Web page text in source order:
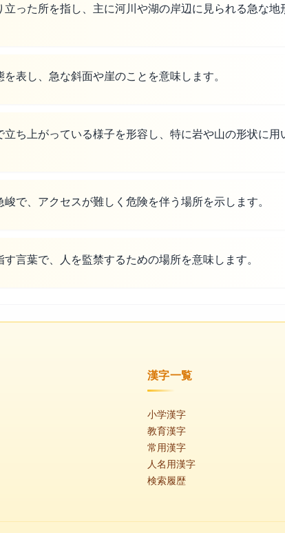
立った所を指し、主に河川や湖の岸辺に見られる急な地
表し、急な斜面や崖のことを意味します。
立ち上がっている様子を形容し、特に岩や山の形状に用
で、アクセスが難しく危険を伴う場所を示します。
言葉で、人を監禁するための場所を意味します。
漢字一覧
小学漢字
教育漢字
常用漢字
人名用漢字
検索履歴